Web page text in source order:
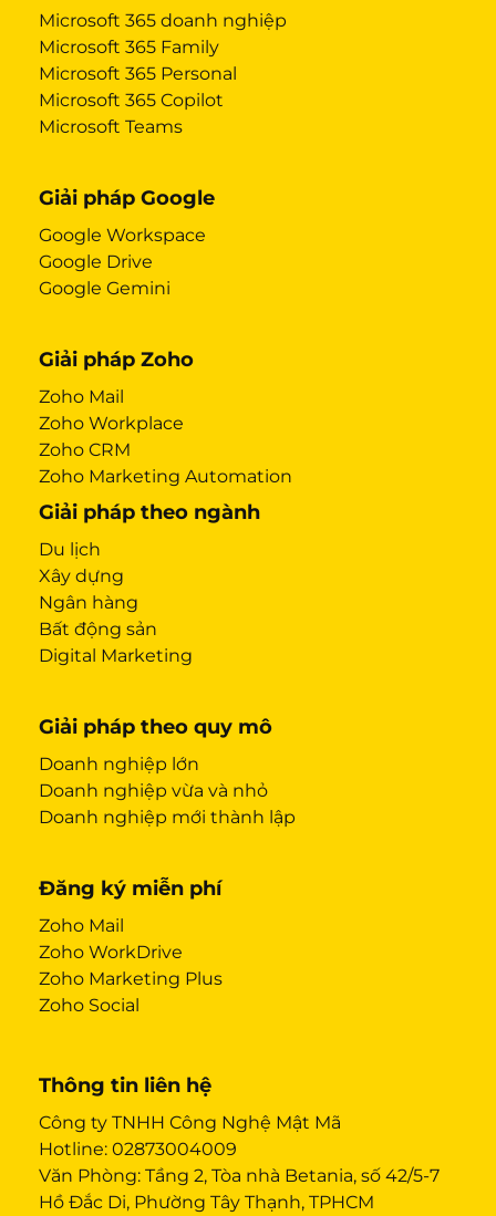
Microsoft 365 doanh nghiệp
Microsoft 365 Family
Microsoft 365 Personal
Microsoft 365 Copilot
Microsoft Teams
Giải pháp Google
Google Workspace
Google Drive
Google Gemini
Giải pháp Zoho
Zoho Mail
Zoho Workplace
Zoho CRM
Zoho Marketing Automation
Giải pháp theo ngành
Du lịch
Xây dựng
Ngân hàng
Bất động sản
Digital Marketing
Giải pháp theo quy mô
Doanh nghiệp lớn
Doanh nghiệp vừa và nhỏ
Doanh nghiệp mới thành lập
Đăng ký miễn phí
Zoho Mail
Zoho WorkDrive
Zoho Marketing Plus
Zoho Social
Thông tin liên hệ
Công ty TNHH Công Nghệ Mật Mã
Hotline: 02873004009
Văn Phòng: Tầng 2, Tòa nhà Betania, số 42/5-7
Hồ Đắc Di, Phường Tây Thạnh, TPHCM